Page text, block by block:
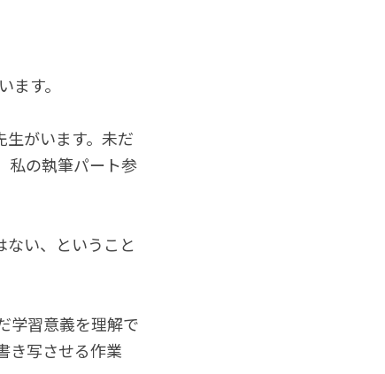
す。
がいます。未だ
私の執筆パート参
い、ということ
学習意義を理解で
き写させる作業